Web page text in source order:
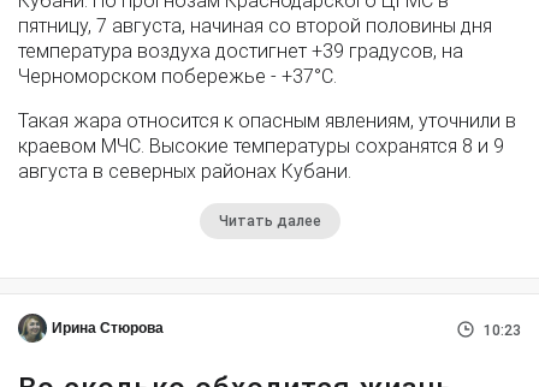
пятницу, 7 августа, начиная со второй половины дня
температура воздуха достигнет +39 градусов, на
Черноморском побережье - +37°­С.
Такая жара относится к опасным явлениям, уточнили в
краевом МЧС. Высокие температуры сохранятся 8 и 9
августа в северных районах Кубани.
Читать далее
Ирина Стюрова 10:23